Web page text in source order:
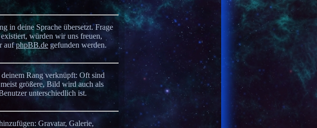
in deine Sprache übersetzt. Frage
würden wir uns freuen,
aufphpBB.de gefunden werden.
Rang verknüpft: Oft sind
größere, Bild wird auch als
unterschiedlich ist.
Gravatar, Galerie,